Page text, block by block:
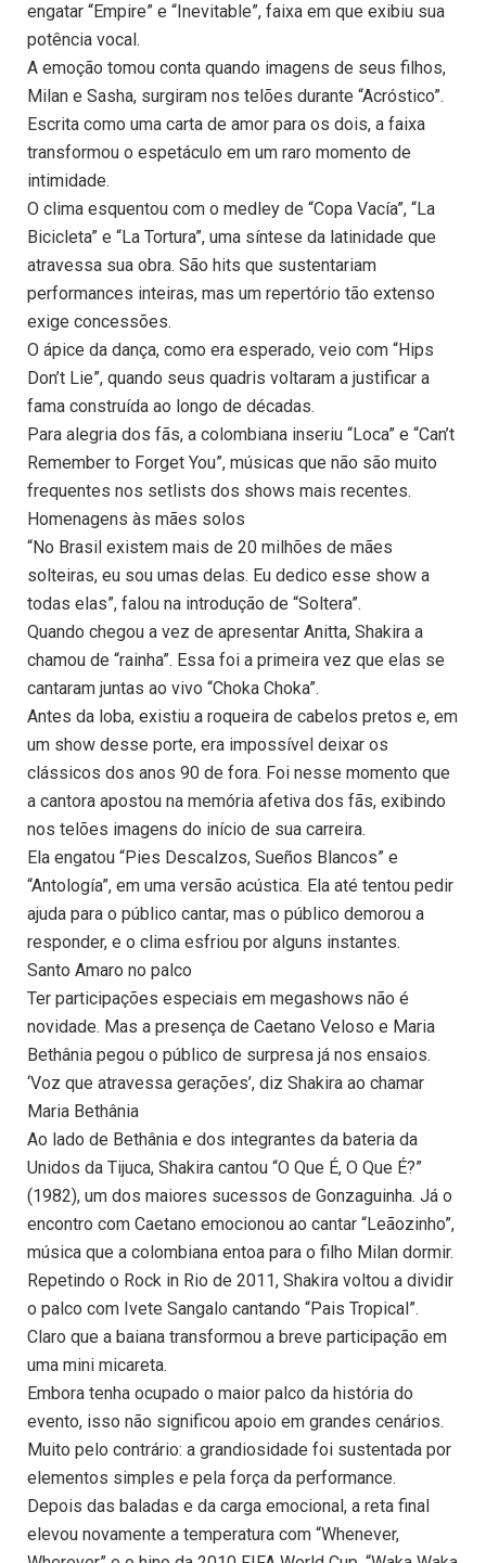
engatar “Empire” e “Inevitable”, faixa em que exibiu sua
potência vocal.
A emoção tomou conta quando imagens de seus filhos,
Milan e Sasha, surgiram nos telões durante “Acróstico”.
Escrita como uma carta de amor para os dois, a faixa
transformou o espetáculo em um raro momento de
intimidade.
O clima esquentou com o medley de “Copa Vacía”, “La
Bicicleta” e “La Tortura”, uma síntese da latinidade que
atravessa sua obra. São hits que sustentariam
performances inteiras, mas um repertório tão extenso
exige concessões.
O ápice da dança, como era esperado, veio com “Hips
Don’t Lie”, quando seus quadris voltaram a justificar a
fama construída ao longo de décadas.
Para alegria dos fãs, a colombiana inseriu “Loca” e “Can’t
Remember to Forget You”, músicas que não são muito
frequentes nos setlists dos shows mais recentes.
Homenagens às mães solos
“No Brasil existem mais de 20 milhões de mães
solteiras, eu sou umas delas. Eu dedico esse show a
todas elas”, falou na introdução de “Soltera”.
Quando chegou a vez de apresentar Anitta, Shakira a
chamou de “rainha”. Essa foi a primeira vez que elas se
cantaram juntas ao vivo “Choka Choka”.
Antes da loba, existiu a roqueira de cabelos pretos e, em
um show desse porte, era impossível deixar os
clássicos dos anos 90 de fora. Foi nesse momento que
a cantora apostou na memória afetiva dos fãs, exibindo
nos telões imagens do início de sua carreira.
Ela engatou “Pies Descalzos, Sueños Blancos” e
“Antología”, em uma versão acústica. Ela até tentou pedir
ajuda para o público cantar, mas o público demorou a
responder, e o clima esfriou por alguns instantes.
Santo Amaro no palco
Ter participações especiais em megashows não é
novidade. Mas a presença de Caetano Veloso e Maria
Bethânia pegou o público de surpresa já nos ensaios.
‘Voz que atravessa gerações’, diz Shakira ao chamar
Maria Bethânia
Ao lado de Bethânia e dos integrantes da bateria da
Unidos da Tijuca, Shakira cantou “O Que É, O Que É?”
(1982), um dos maiores sucessos de Gonzaguinha. Já o
encontro com Caetano emocionou ao cantar “Leãozinho”,
música que a colombiana entoa para o filho Milan dormir.
Repetindo o Rock in Rio de 2011, Shakira voltou a dividir
o palco com Ivete Sangalo cantando “Pais Tropical”.
Claro que a baiana transformou a breve participação em
uma mini micareta.
Embora tenha ocupado o maior palco da história do
evento, isso não significou apoio em grandes cenários.
Muito pelo contrário: a grandiosidade foi sustentada por
elementos simples e pela força da performance.
Depois das baladas e da carga emocional, a reta final
elevou novamente a temperatura com “Whenever,